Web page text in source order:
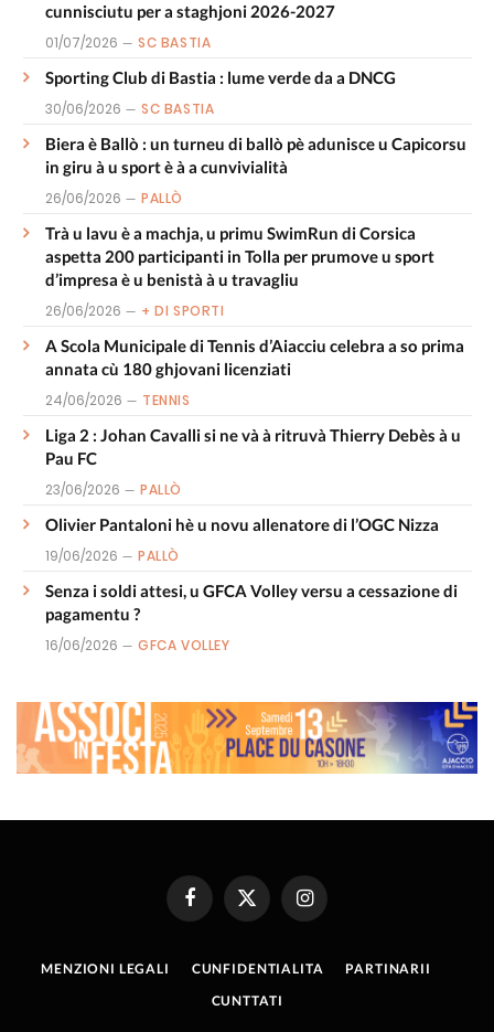
cunnisciutu per a staghjoni 2026-2027
01/07/2026 SC BASTIA
Sporting Club di Bastia : lume verde da a DNCG
30/06/2026 SC BASTIA
Biera è Ballò : un turneu di ballò pè adunisce u Capicorsu
in giru à u sport è à a cunvivialità
26/06/2026 PALLÒ
Trà u lavu è a machja, u primu SwimRun di Corsica
aspetta 200 participanti in Tolla per prumove u sport
d’impresa è u benistà à u travagliu
26/06/2026 + DI SPORTI
A Scola Municipale di Tennis d’Aiacciu celebra a so prima
annata cù 180 ghjovani licenziati
24/06/2026 TENNIS
Liga 2 : Johan Cavalli si ne và à ritruvà Thierry Debès à u
Pau FC
23/06/2026 PALLÒ
Olivier Pantaloni hè u novu allenatore di l’OGC Nizza
19/06/2026 PALLÒ
Senza i soldi attesi, u GFCA Volley versu a cessazione di
pagamentu ?
16/06/2026 GFCA VOLLEY
FacebookX
Instagram
MENZIONI LEGALI CUNFIDENTIALITA
PARTINARII
CUNTTATI